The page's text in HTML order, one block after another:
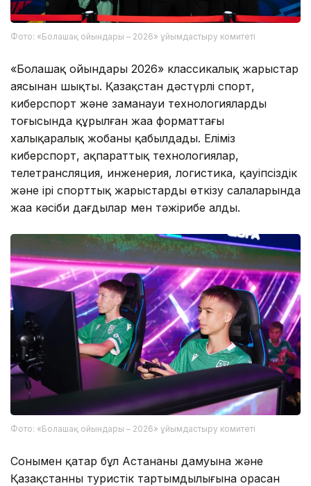
Фото: «Болашақ ойындары – 2026» ұйымдастыру комитеті
«Болашақ ойындары 2026» классикалық жарыстар
аясынан шықты. Қазақстан дәстүрлі спорт,
киберспорт және заманауи технологиялардың
тоғысында құрылған жаңа форматтағы
халықаралық жобаны қабылдады. Еліміз
киберспорт, ақпараттық технологиялар,
телетрансляция, инженерия, логистика, қауіпсіздік
және ірі спорттық жарыстарды өткізу салаларында
жаңа кәсіби дағдылар мен тәжірибе алды.
Фото: «Болашақ ойындары – 2026» ұйымдастыру комитеті
Сонымен қатар бұл Астананың дамуына және
Қазақстанның туристік тартымдылығына орасан